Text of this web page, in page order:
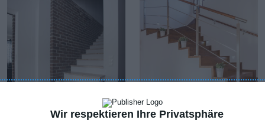
Wir respektieren Ihre Privatsphäre